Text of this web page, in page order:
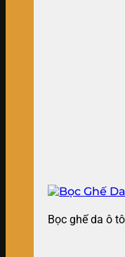
Bọc ghế da ô tô